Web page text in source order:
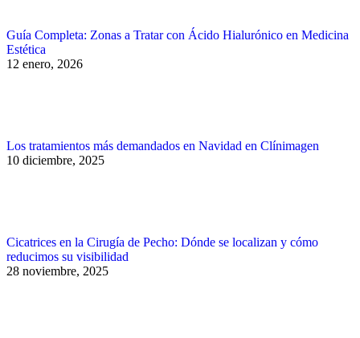
Guía Completa: Zonas a Tratar con Ácido Hialurónico en Medicina
Estética
12 enero, 2026
Los tratamientos más demandados en Navidad en Clínimagen
10 diciembre, 2025
Cicatrices en la Cirugía de Pecho: Dónde se localizan y cómo
reducimos su visibilidad
28 noviembre, 2025